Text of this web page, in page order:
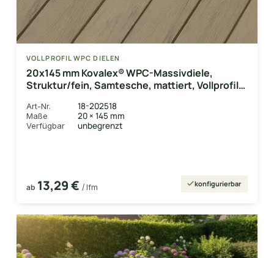
VOLLPROFIL WPC DIELEN
20x145 mm Kovalex® WPC-Massivdiele,
Struktur/fein, Samtesche, mattiert, Vollprofil
Art-Nr. 18-202518
Maße 20 × 145 mm
Verfügbar unbegrenzt
ab 13,29 € / lfm konfigurierbar